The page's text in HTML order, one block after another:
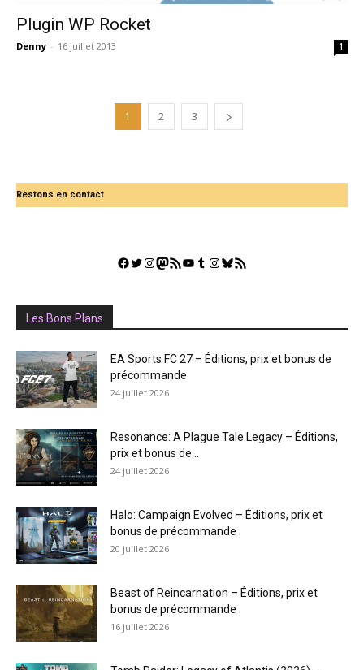
Plugin WP Rocket
Denny - 16 juillet 2013 1
1 2 3
Restons en contact
Facebook
Twitter
Instagram
Mastodon
Flux RSSYouTube
Tumblr
Instagram
Bluesky
GestGame
Les Bons Plans
EA Sports FC 27 – Éditions, prix et bonus de
précommande
24 juillet 2026
Resonance: A Plague Tale Legacy – Éditions,
prix et bonus de...
24 juillet 2026
Halo: Campaign Evolved – Éditions, prix et
bonus de précommande
20 juillet 2026
Beast of Reincarnation – Éditions, prix et
bonus de précommande
16 juillet 2026